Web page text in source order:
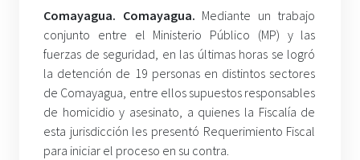
Comayagua. Comayagua. Mediante un trabajo
conjunto entre el Ministerio Público (MP) y las
fuerzas de seguridad, en las últimas horas se logró
la detención de 19 personas en distintos sectores
de Comayagua, entre ellos supuestos responsables
de homicidio y asesinato, a quienes la Fiscalía de
esta jurisdicción les presentó Requerimiento Fiscal
para iniciar el proceso en su contra.